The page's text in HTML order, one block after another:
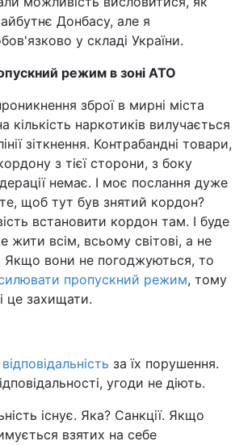
Донбасу, але я
у складі України.
режим в зоні АТО
зброї в мирні міста
кількість наркотиків вилучається
зіткнення. Контрабандні товари,
з тієї сторони, з боку
немає. І моє послання дуже
щоб тут був знятий кордон?
встановити кордон там. І буде
жити всім, всьому світові, а не
Якщо вони не погоджуються, то
пропускний режим, тому
це захищати.
за їх порушення.
угоди не діють.
існує. Яка? Санкції. Якщо
взятих на себе